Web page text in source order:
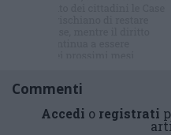
Commenti
Accedi o registrati